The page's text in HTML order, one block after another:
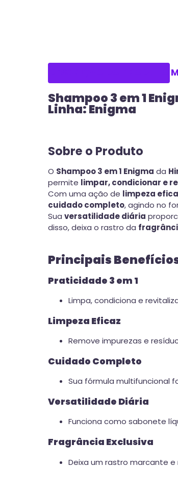
Shampoo 3 em 1
Linha: Enigma
Sobre o Produto
O Shampoo 3 em 1 Enigma da
permite limpar, condicionar e
Com uma ação de limpeza
cuidado completo, agindo no
Sua versatilidade diária
disso, deixa o rastro da
Principais
Praticidade 3 em 1
Limpa, condiciona e
Limpeza Eficaz
Remove impurezas e
Cuidado Completo
Sua fórmula multifuncional
Versatilidade Diária
Funciona como sabonete
Fragrância Exclusiva
Deixa um rastro marcante